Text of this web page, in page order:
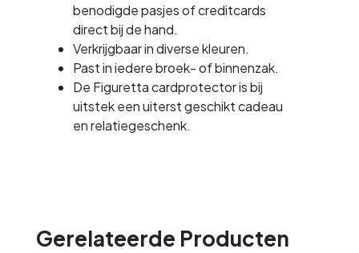
benodigde pasjes of creditcards
direct bij de hand.
Verkrijgbaar in diverse kleuren.
Past in iedere broek- of binnenzak.
De Figuretta cardprotector is bij
uitstek een uiterst geschikt cadeau
en relatiegeschenk.
Gerelateerde Producten